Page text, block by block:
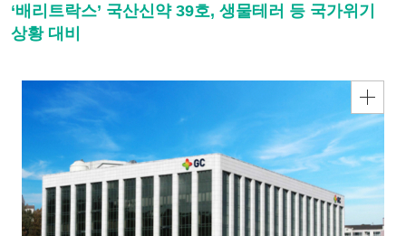
‘배리트락스’ 국산신약 39호, 생물테러 등 국가위기
상황 대비